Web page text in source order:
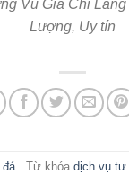
Vũ Gia Chi
Lượng, Uy tín
đá . Từ khóa dịch vụ tư